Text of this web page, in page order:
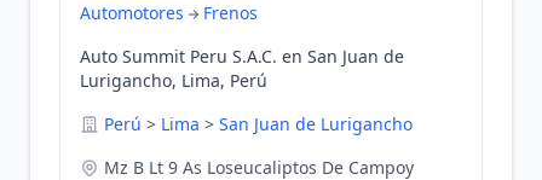
Automotores
Frenos
Auto Summit Peru S.A.C. en San Juan de
Lurigancho, Lima, Perú
Perú > Lima > San Juan de Lurigancho
Mz B Lt 9 As Loseucaliptos De Campoy